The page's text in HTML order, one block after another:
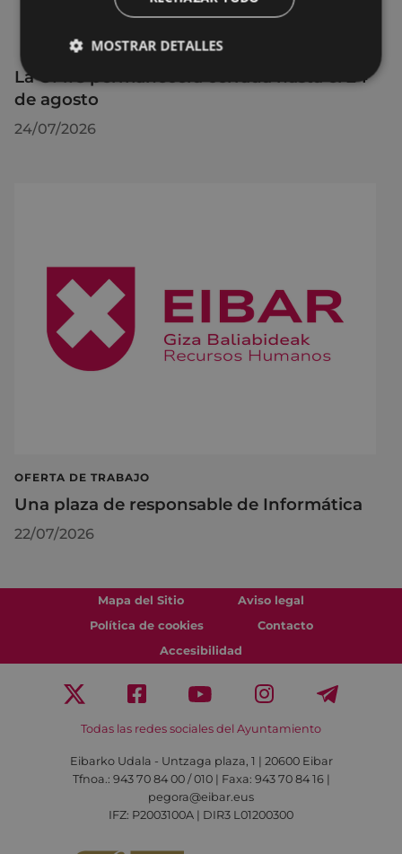
La OMIC permanecerá cerrada hasta el 24
de agosto
24/07/2026
OFERTA DE TRABAJO
Una plaza de responsable de Informática
22/07/2026
Mapa del Sitio
Aviso legal
Política de cookies
Contacto
Accesibilidad
Todas las redes sociales del Ayuntamiento
Eibarko Udala - Untzaga plaza, 1 | 20600 Eibar
Tfnoa.: 943 70 84 00 / 010 | Faxa: 943 70 84 16 |
pegora@eibar.eus
IFZ: P2003100A | DIR3 L01200300
MOSTRAR DETALLES